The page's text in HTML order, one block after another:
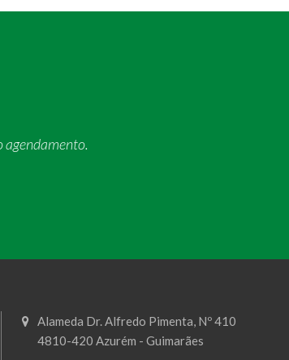
agendamento.
Alameda Dr. Alfredo Pimenta, Nº 410
4810-420 Azurém - Guimarães